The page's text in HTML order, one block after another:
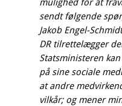
sendt følgende
Jakob Engel-
DR tilrettelægger
Statsministeren
på sine sociale
at andre
vilkår; og mener